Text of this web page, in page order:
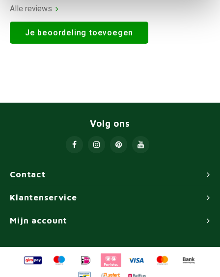
Alle reviews
Je beoordeling toevoegen
Contact
Volg ons
Klantenservice
Mijn account